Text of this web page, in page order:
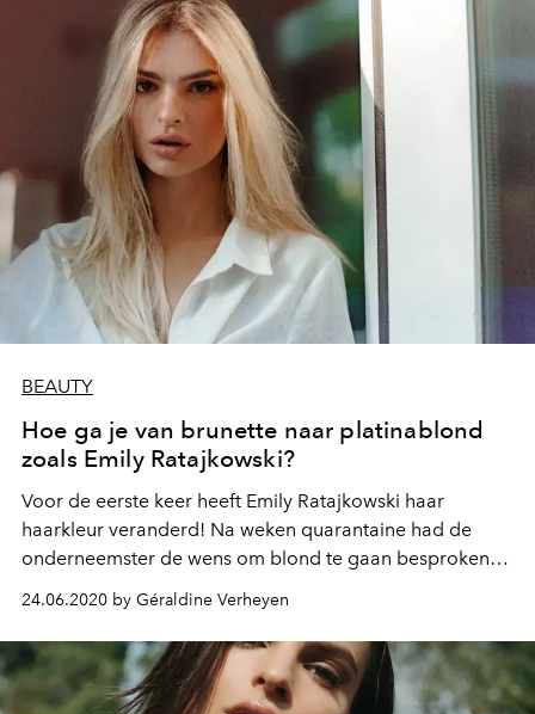
BEAUTY
Hoe ga je van brunette naar platinablond
zoals Emily Ratajkowski?
Voor de eerste keer heeft Emily Ratajkowski haar
haarkleur veranderd! Na weken quarantaine had de
onderneemster de wens om blond te gaan besproken
met haar volgers op Instagram. Zo gezegd, zo gedaan,
en wel op de volgende manier.
24.06.2020 by Géraldine Verheyen